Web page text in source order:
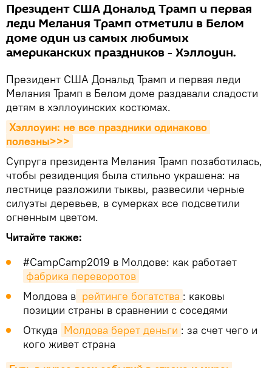
Президент США Дональд Трамп и первая
леди Мелания Трамп отметили в Белом
доме один из самых любимых
американских праздников - Хэллоуин.
Президент США Дональд Трамп и первая леди
Мелания Трамп в Белом доме раздавали сладости
детям в хэллоуинских костюмах.
Хэллоуин: не все праздники одинаково
полезны>>>
Супруга президента Мелания Трамп позаботилась,
чтобы резиденция была стильно украшена: на
лестнице разложили тыквы, развесили черные
силуэты деревьев, в сумерках все подсветили
огненным цветом.
Читайте также:
#CampСamp2019 в Молдове: как работает
фабрика переворотов
Молдова в рейтинге богатства : каковы
позиции страны в сравнении с соседями
Откуда Молдова берет деньги : за счет чего и
кого живет страна